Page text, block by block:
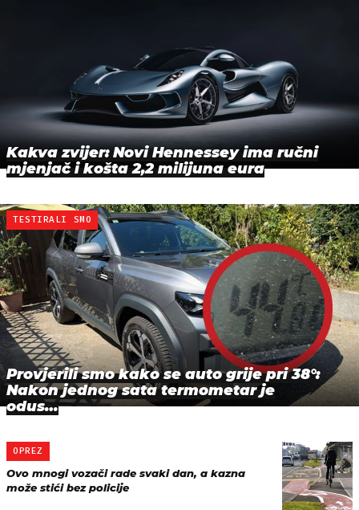
Kakva zvijer: Novi Hennessey ima ručni
mjenjač i košta 2,2 milijuna eura
TESTIRALI SMO
Provjerili smo kako se auto grije pri 38°:
Nakon jednog sata termometar je
odus…
OPREZ
Ovo mnogi vozači rade svaki dan, a kazna
može stići bez policije